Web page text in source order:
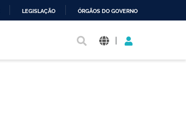
LEGISLAÇÃO ÓRGÃOS DO GOVERNO
|